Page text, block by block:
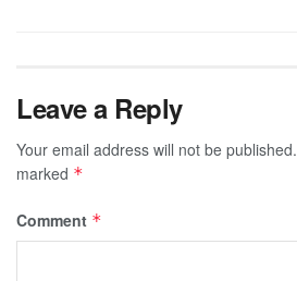
Leave a Reply
Your email address will not be published.
marked *
Comment *